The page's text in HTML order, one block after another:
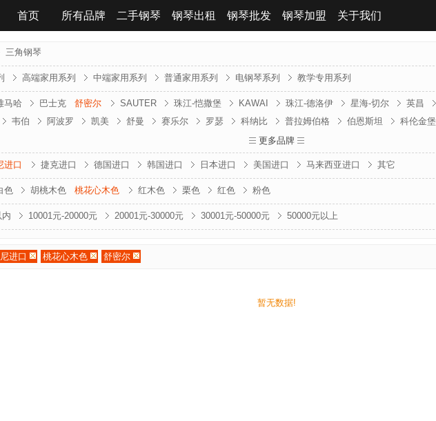
首页 所有品牌 二手钢琴 钢琴出租 钢琴批发 钢琴加盟 关于我们
联系我们
三角钢琴
高端家用系列 中端家用系列 普通家用系列 电钢琴系列 教学专用系列
马哈 巴士克 舒密尔 SAUTER 珠江-恺撒堡 KAWAI 珠江-德洛伊 星海-切尔 英昌
韦伯 阿波罗 凯美 舒曼 赛乐尔 罗瑟 科纳比 普拉姆伯格 伯恩斯坦 科伦金堡
波士顿 卡利西亚
更多品牌
进口 捷克进口 德国进口 韩国进口 日本进口 美国进口 马来西亚进口 其它
色 胡桃木色 桃花心木色 红木色 栗色 红色 粉色
内 10001元-20000元 20001元-30000元 30001元-50000元 50000元以上
进口 桃花心木色 舒密尔
暂无数据!